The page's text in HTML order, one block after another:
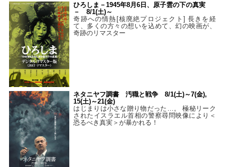
ひろしま－1945年8月6日、原子雲の下の真実
－ 8/1(土)～
奇跡への情熱[核廃絶プロジェクト] 長きを経
て、多くの方々の想いを込めて、幻の映画が、
奇跡のリマスター
ネタニヤフ調書 汚職と戦争 8/1(土)～7(金),
15(土)～21(金)
はじまりは小さな贈り物だった…。 極秘リーク
されたイスラエル首相の警察尋問映像により＜
恐るべき真実＞が暴かれる！